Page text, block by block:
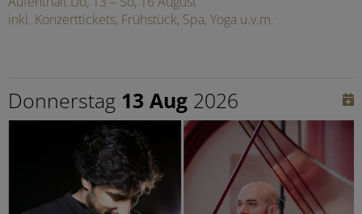
inkl. Konzerttickets, Frühstück, Spa, Yoga u.v.m.
Donnerstag 13 Aug 2026